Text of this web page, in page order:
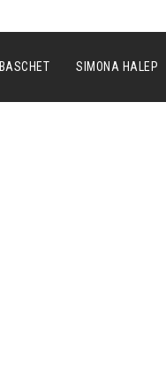
BASCHET SIMONA HALEP